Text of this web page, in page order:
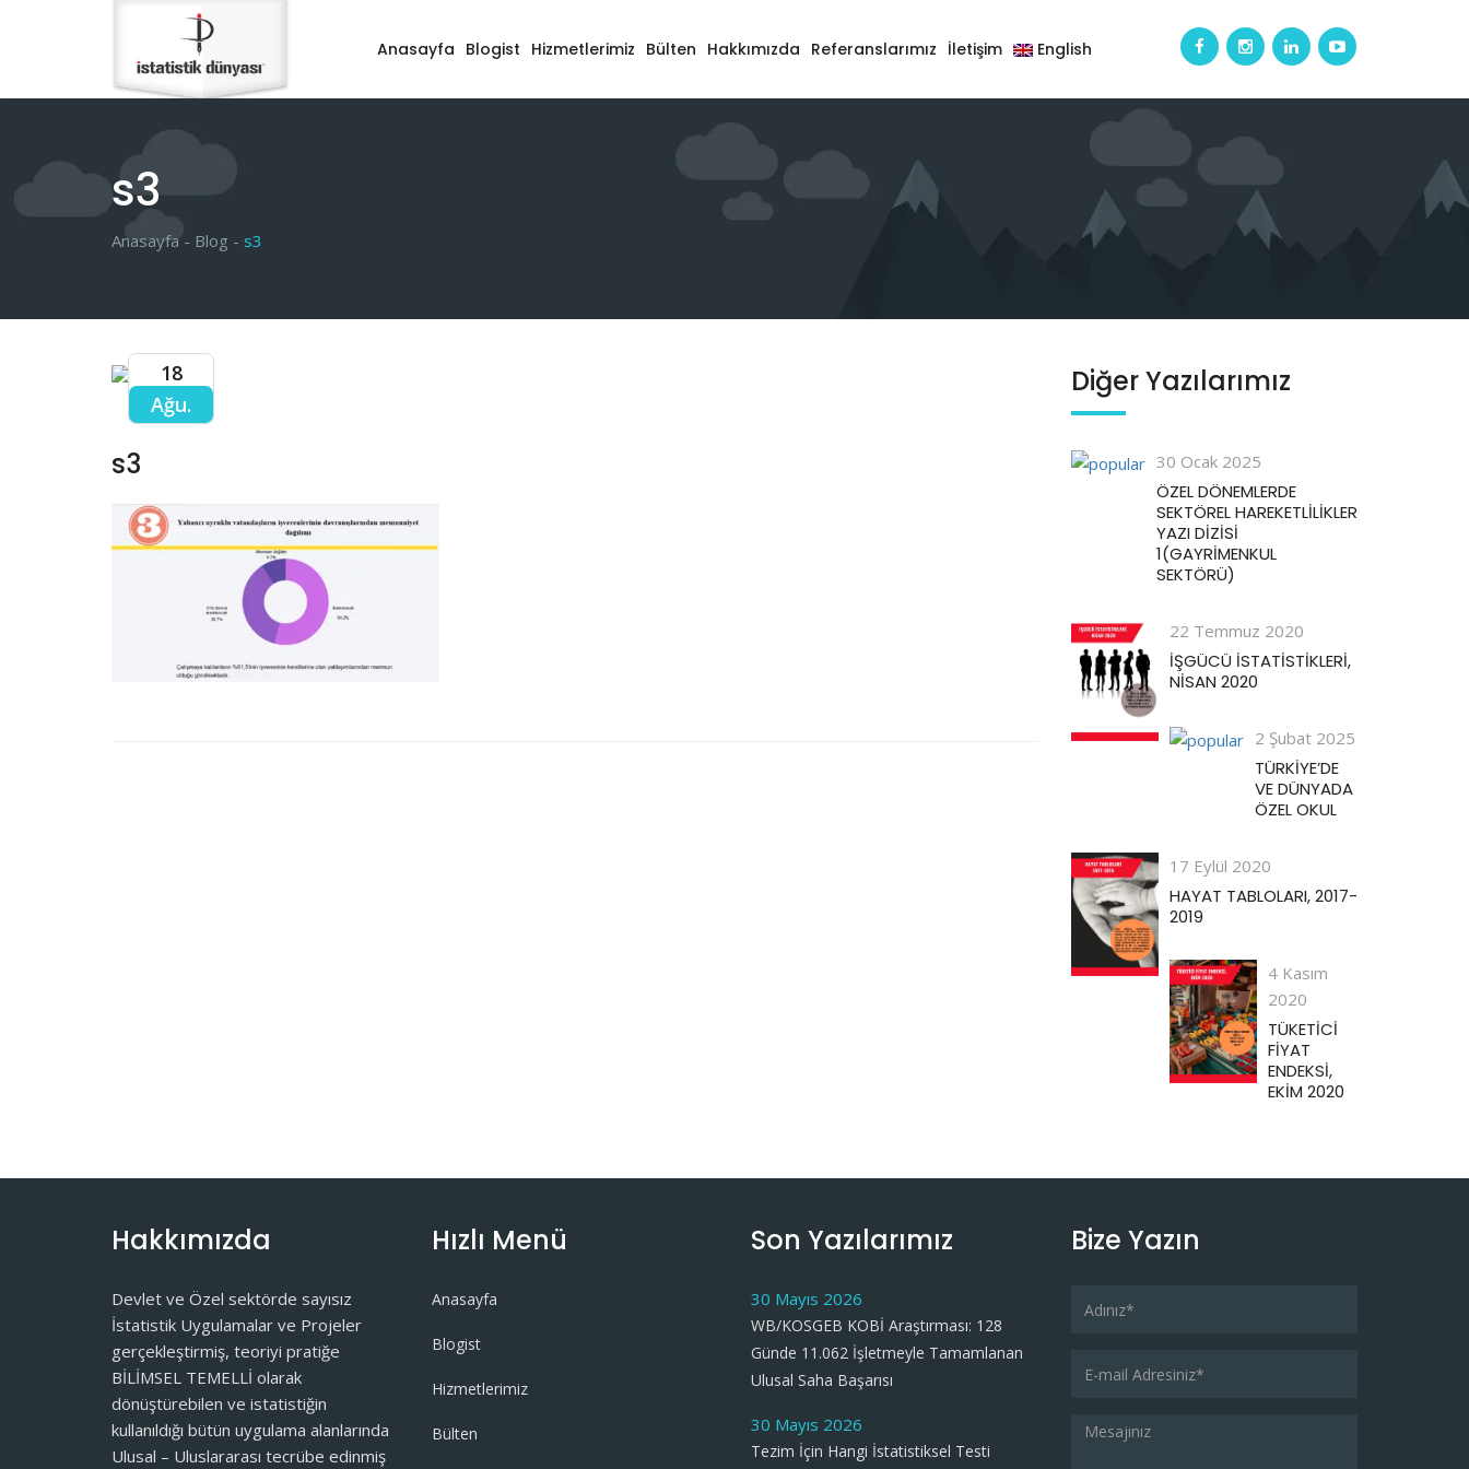
Anasayfa Blogist Hizmetlerimiz Bülten Hakkımızda Referanslarımız İletişim English
s3
Anasayfa - Blog - s3
18
Ağu.
s3
Diğer Yazılarımız
30 Ocak 2025
ÖZEL DÖNEMLERDE
SEKTÖREL HAREKETLİLİKLER
YAZI DİZİSİ
1(GAYRİMENKUL
SEKTÖRÜ)
22 Temmuz 2020
İŞGÜCÜ İSTATİSTİKLERİ,
NİSAN 2020
2 Şubat 2025
TÜRKİYE’DE
VE DÜNYADA
ÖZEL OKUL
17 Eylül 2020
HAYAT TABLOLARI, 2017-
2019
4 Kasım
2020
TÜKETİCİ
FİYAT
ENDEKSİ,
EKİM 2020
Hakkımızda
Devlet ve Özel sektörde sayısız
İstatistik Uygulamalar ve Projeler
gerçekleştirmiş, teoriyi pratiğe
BİLİMSEL TEMELLİ olarak
dönüştürebilen ve istatistiğin
kullanıldığı bütün uygulama alanlarında
Ulusal – Uluslararası tecrübe edinmiş
Hızlı Menü
Anasayfa
Blogist
Hizmetlerimiz
Bülten
Son Yazılarımız
30 Mayıs 2026
WB/KOSGEB KOBİ Araştırması: 128
Günde 11.062 İşletmeyle Tamamlanan
Ulusal Saha Başarısı
30 Mayıs 2026
Tezim İçin Hangi İstatistiksel Testi
Bize Yazın